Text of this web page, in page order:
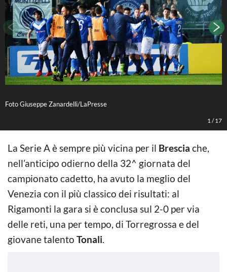
Foto Giuseppe Zanardelli/LaPresse
1 /17
La Serie A è sempre più vicina per il Brescia che,
nell’anticipo odierno della 32^ giornata del
campionato cadetto, ha avuto la meglio del
Venezia con il più classico dei risultati: al
Rigamonti la gara si è conclusa sul 2-0 per via
delle reti, una per tempo, di Torregrossa e del
giovane talento Tonali.